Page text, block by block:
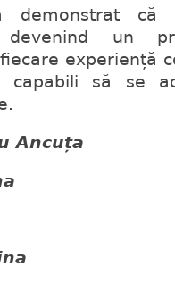
demonstrat că
devenind un
experiență
capabili să se
Ancuța